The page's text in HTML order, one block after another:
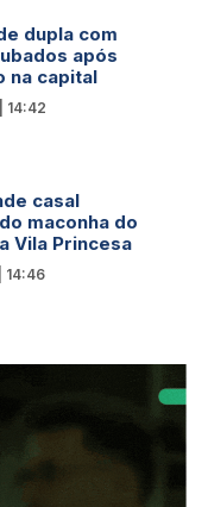
dupla com
após
na capital
14:42
casal
maconha do
Vila Princesa
14:46